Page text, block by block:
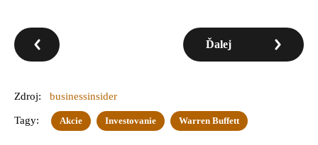
Ďalej
Zdroj: businessinsider
Tagy: Akcie Investovanie Warren Buffett